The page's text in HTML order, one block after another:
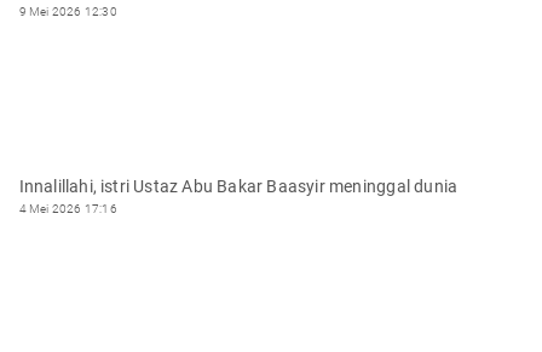
9 Mei 2026 12:30
Innalillahi, istri Ustaz Abu Bakar Baasyir meninggal dunia
4 Mei 2026 17:16